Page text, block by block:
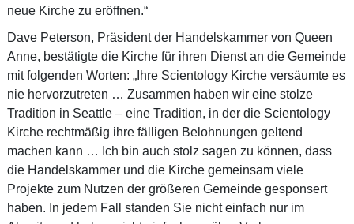
neue Kirche zu eröffnen.“
Dave Peterson, Präsident der Handelskammer von Queen
Anne, bestätigte die Kirche für ihren Dienst an die Gemeinde
mit folgenden Worten: „Ihre Scientology Kirche versäumte es
nie hervorzutreten … Zusammen haben wir eine stolze
Tradition in Seattle – eine Tradition, in der die Scientology
Kirche rechtmäßig ihre fälligen Belohnungen geltend
machen kann … Ich bin auch stolz sagen zu können, dass
die Handelskammer und die Kirche gemeinsam viele
Projekte zum Nutzen der größeren Gemeinde gesponsert
haben. In jedem Fall standen Sie nicht einfach nur im